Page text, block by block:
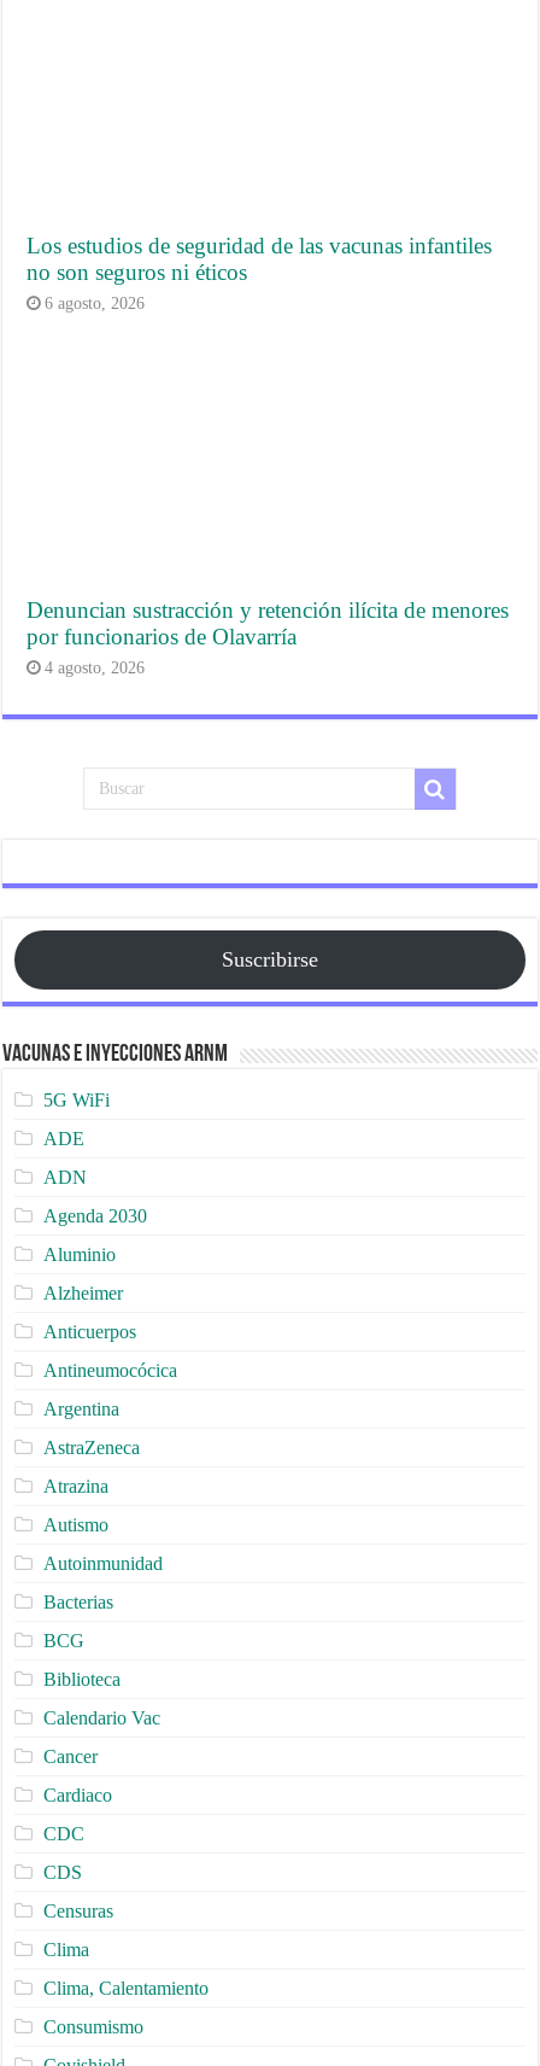
Los estudios de seguridad de las vacunas infantiles
no son seguros ni éticos
6 agosto, 2026
Denuncian sustracción y retención ilícita de menores
por funcionarios de Olavarría
4 agosto, 2026
Suscribirse
Vacunas e Inyecciones ARNm
5G WiFi
ADE
ADN
Agenda 2030
Aluminio
Alzheimer
Anticuerpos
Antineumocócica
Argentina
AstraZeneca
Atrazina
Autismo
Autoinmunidad
Bacterias
BCG
Biblioteca
Calendario Vac
Cancer
Cardiaco
CDC
CDS
Censuras
Clima
Clima, Calentamiento
Consumismo